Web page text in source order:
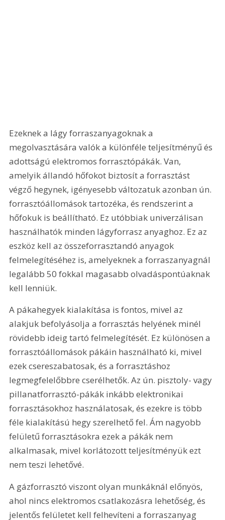
Ezeknek a lágy forraszanyagoknak a
megolvasztására valók a különféle teljesítményű és
adottságú elektromos forrasztópákák. Van,
amelyik állandó hőfokot biztosít a forrasztást
végző hegynek, igényesebb változatuk azonban ún.
forrasztóállomások tartozéka, és rendszerint a
hőfokuk is beállítható. Ez utóbbiak univerzálisan
használhatók minden lágyforrasz anyaghoz. Ez az
eszköz kell az összeforrasztandó anyagok
felmelegítéséhez is, amelyeknek a forraszanyagnál
legalább 50 fokkal magasabb olvadáspontúaknak
kell lenniük.
A pákahegyek kialakítása is fontos, mivel az
alakjuk befolyásolja a forrasztás helyének minél
rövidebb ideig tartó felmelegítését. Ez különösen a
forrasztóállomások pákáin használható ki, mivel
ezek csereszabatosak, és a forrasztáshoz
legmegfelelőbbre cserélhetők. Az ún. pisztoly- vagy
pillanatforrasztó-pákák inkább elektronikai
forrasztásokhoz használatosak, és ezekre is több
féle kialakítású hegy szerelhető fel. Ám nagyobb
felületű forrasztásokra ezek a pákák nem
alkalmasak, mivel korlátozott teljesítményük ezt
nem teszi lehetővé.
A gázforrasztó viszont olyan munkáknál előnyös,
ahol nincs elektromos csatlakozásra lehetőség, és
jelentős felületet kell felhevíteni a forraszanyag